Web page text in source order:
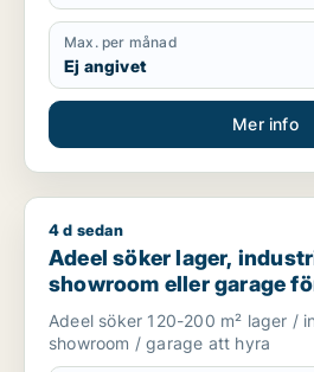
Max. per månad
Ej angivet
Mer info
Adeel söker lager, industrilokal,
4 d sedan
Adeel söker lager,
showroom eller garage
Upplands Väsby,
Upplands-Bro m.fl.
Adeel söker 120-200 m² lager /
showroom / garage att hyra